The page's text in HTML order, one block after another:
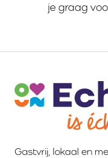
je graag
Gastvrij, lokaal en